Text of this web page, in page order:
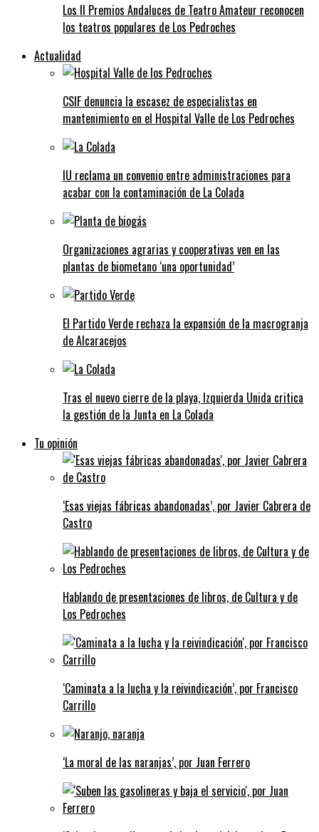
Los II Premios Andaluces de Teatro Amateur reconocen
los teatros populares de Los Pedroches
Actualidad
CSIF denuncia la escasez de especialistas en
mantenimiento en el Hospital Valle de Los Pedroches
IU reclama un convenio entre administraciones para
acabar con la contaminación de La Colada
Organizaciones agrarias y cooperativas ven en las
plantas de biometano ‘una oportunidad’
El Partido Verde rechaza la expansión de la macrogranja
de Alcaracejos
Tras el nuevo cierre de la playa, Izquierda Unida critica
la gestión de la Junta en La Colada
Tu opinión
‘Esas viejas fábricas abandonadas’, por Javier Cabrera de
Castro
Hablando de presentaciones de libros, de Cultura y de
Los Pedroches
‘Caminata a la lucha y la reivindicación’, por Francisco
Carrillo
‘La moral de las naranjas’, por Juan Ferrero